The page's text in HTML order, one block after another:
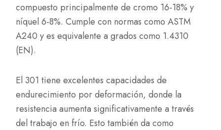
compuesto principalmente de cromo 16-18% y
níquel 6-8%. Cumple con normas como ASTM
A240 y es equivalente a grados como 1.4310
(EN).
El 301 tiene excelentes capacidades de
endurecimiento por deformación, donde la
resistencia aumenta significativamente a través
del trabajo en frío. Esto también da como